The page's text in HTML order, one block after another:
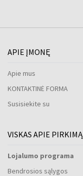
APIE ĮMONĘ
Apie mus
KONTAKTINĖ FORMA
Susisiekite su
VISKAS APIE PIRKIMĄ
Lojalumo programa
Bendrosios sąlygos